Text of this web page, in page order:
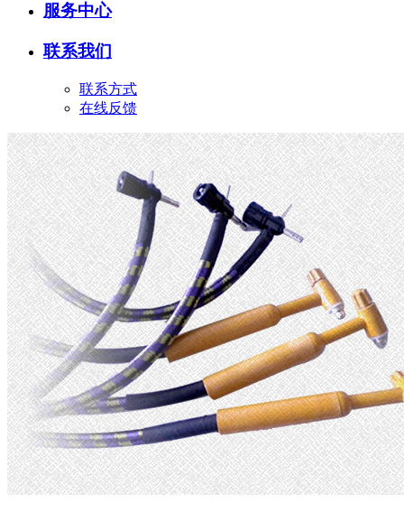
服务中心
联系我们
联系方式
在线反馈